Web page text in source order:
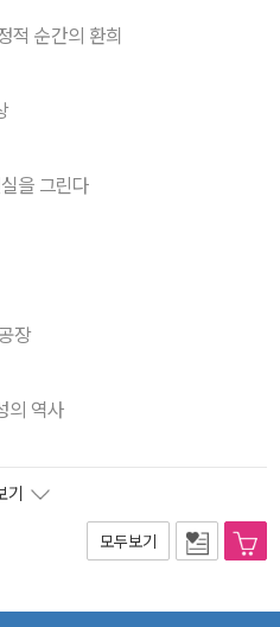
적 순간의 환희
을 그린다
장
의 역사
기
모두보기